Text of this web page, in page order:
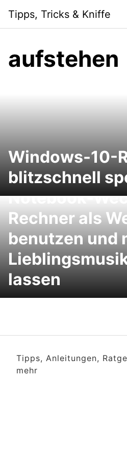
content
Tipps, Tricks & Kniffe
aufstehen
Windows-10-
blitzschnell
Notebook-
Rechner als
benutzen und
lassen
Tipps, Anleitungen,
mehr